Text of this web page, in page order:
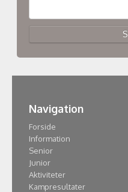
Navigation
Forside
Information
Senior
Junior
Aktiviteter
Kampresultater